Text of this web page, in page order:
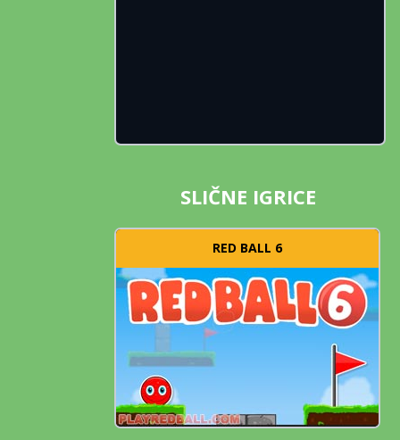
SLIČNE IGRICE
RED BALL 6